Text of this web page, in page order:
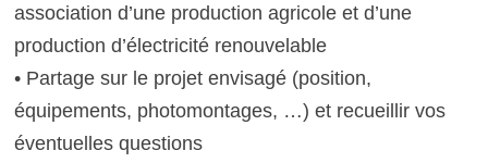
association d’une production agricole et d’une
production d’électricité renouvelable
• Partage sur le projet envisagé (position,
équipements, photomontages, …) et recueillir vos
éventuelles questions